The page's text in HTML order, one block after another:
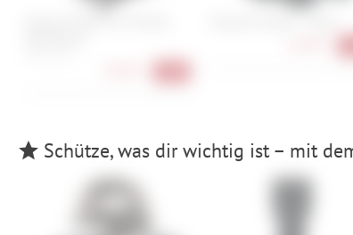
Schütze, was dir wichtig ist – mit